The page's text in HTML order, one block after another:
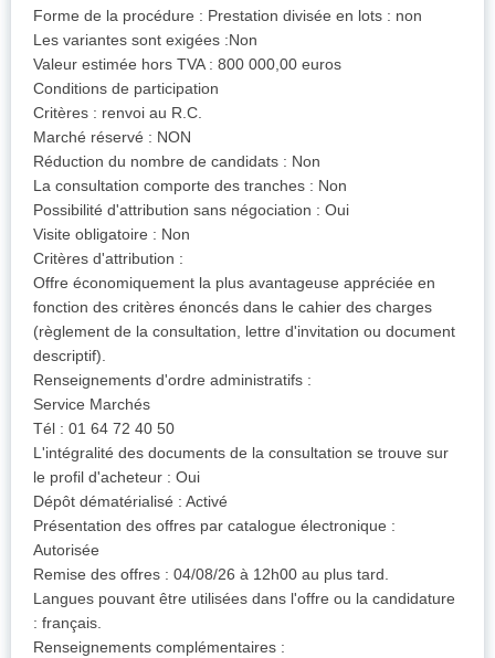
Forme de la procédure : Prestation divisée en lots : non
Les variantes sont exigées :Non
Valeur estimée hors TVA : 800 000,00 euros
Conditions de participation
Critères : renvoi au R.C.
Marché réservé : NON
Réduction du nombre de candidats : Non
La consultation comporte des tranches : Non
Possibilité d'attribution sans négociation : Oui
Visite obligatoire : Non
Critères d'attribution :
Offre économiquement la plus avantageuse appréciée en
fonction des critères énoncés dans le cahier des charges
(règlement de la consultation, lettre d'invitation ou document
descriptif).
Renseignements d'ordre administratifs :
Service Marchés
Tél : 01 64 72 40 50
L'intégralité des documents de la consultation se trouve sur
le profil d'acheteur : Oui
Dépôt dématérialisé : Activé
Présentation des offres par catalogue électronique :
Autorisée
Remise des offres : 04/08/26 à 12h00 au plus tard.
Langues pouvant être utilisées dans l'offre ou la candidature
: français.
Renseignements complémentaires :